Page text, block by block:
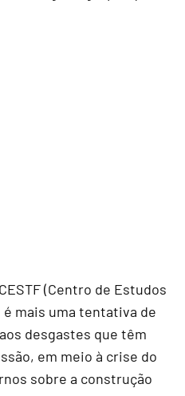
(Centro de Estudos
mais uma tentativa de
desgastes que têm
em meio à crise do
sobre a construção